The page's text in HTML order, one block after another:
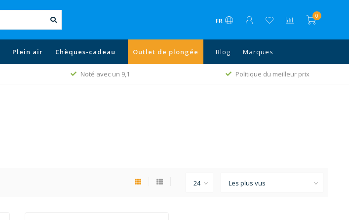
FR
0
Plein air Chèques-cadeau Outlet de plongée Blog Marques
Noté avec un 9,1 Politique du meilleur prix